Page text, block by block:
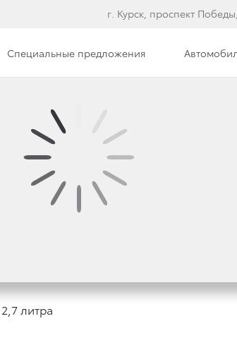
г. Курск, проспект
Специальные предложения
HILUX